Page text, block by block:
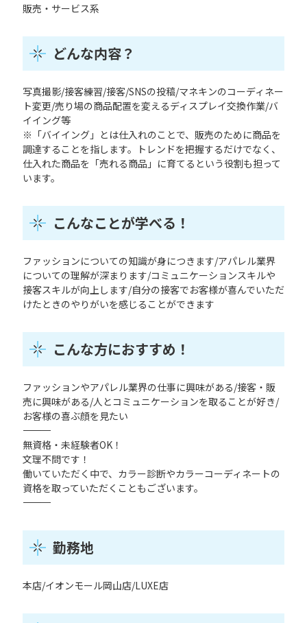
販売・サービス系
どんな内容？
写真撮影/接客練習/接客/SNSの投稿/マネキンのコーディネー
ト変更/売り場の商品配置を変えるディスプレイ交換作業/バ
イイング等
※「バイイング」とは仕入れのことで、販売のために商品を
調達することを指します。トレンドを把握するだけでなく、
仕入れた商品を「売れる商品」に育てるという役割も担って
います。
こんなことが学べる！
ファッションについての知識が身につきます/アパレル業界
についての理解が深まります/コミュニケーションスキルや
接客スキルが向上します/自分の接客でお客様が喜んでいただ
けたときのやりがいを感じることができます
こんな方におすすめ！
ファッションやアパレル業界の仕事に興味がある/接客・販
売に興味がある/人とコミュニケーションを取ることが好き/
お客様の喜ぶ顔を見たい
――――――――――――――
無資格・未経験者OK！
文理不問です！
働いていただく中で、カラー診断やカラーコーディネートの
資格を取っていただくこともございます。
――――――――――――――
勤務地
本店/イオンモール岡山店/LUXE店